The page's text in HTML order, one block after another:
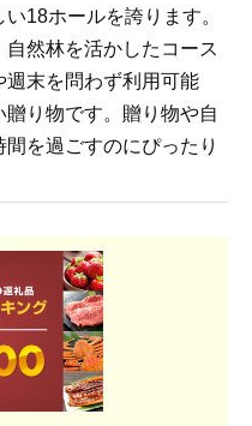
18ホールを誇ります。
然林を活かしたコース
週末を問わず利用可能
り物です。贈り物や自
を過ごすのにぴったり